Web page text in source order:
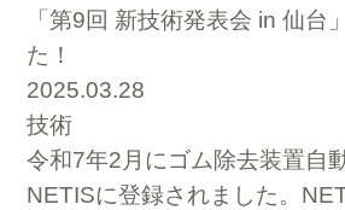
「第9回 新技術発表会 in 仙台
た！
2025.03.28
技術
令和7年2月にゴム除去装置自
NETISに登録されました。